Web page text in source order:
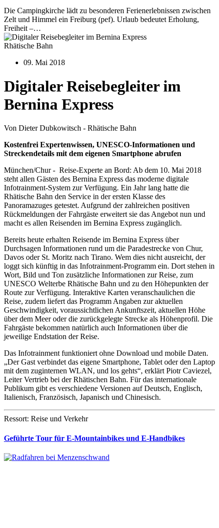
Die Campingkirche lädt zu besonderen Ferienerlebnissen zwischen
Zelt und Himmel ein Freiburg (pef). Urlaub bedeutet Erholung,
Freiheit –…
Rhätische Bahn
09. Mai 2018
Digitaler Reisebegleiter im
Bernina Express
Von Dieter Dubkowitsch - Rhätische Bahn
Kostenfrei Expertenwissen, UNESCO-Informationen und
Streckendetails mit dem eigenen Smartphone abrufen
München/Chur - Reise-Experte an Bord: Ab dem 10. Mai 2018
steht allen Gästen des Bernina Express das moderne digitale
Infotrainment-System zur Verfügung. Ein Jahr lang hatte die
Rhätische Bahn den Service in der ersten Klasse des
Panoramazuges getestet. Aufgrund der zahlreichen positiven
Rückmeldungen der Fahrgäste erweitert sie das Angebot nun und
macht es allen Reisenden im Bernina Express zugänglich.
Bereits heute erhalten Reisende im Bernina Express über
Durchsagen Informationen rund um die Paradestrecke von Chur,
Davos oder St. Moritz nach Tirano. Wem dies nicht ausreicht, der
loggt sich künftig in das Infotrainment-Programm ein. Dort stehen in
Wort, Bild und Ton zusätzliche Informationen zur Reise, zum
UNESCO Welterbe Rhätische Bahn und zu den Höhepunkten der
Route zur Verfügung. Interaktive Karten veranschaulichen die
Reise, zudem liefert das Programm Angaben zur aktuellen
Geschwindigkeit, voraussichtlichen Ankunftszeit, aktuellen Höhe
über dem Meer oder die zurückgelegte Strecke als Höhenprofil. Die
Fahrgäste bekommen natürlich auch Informationen über die
jeweilige Endstation der Reise.
Das Infotrainment funktioniert ohne Download und mobile Daten.
„Der Gast verbindet das eigene Smartphone, Tablet oder den Laptop
mit dem zuginternen WLAN, und los gehts“, erklärt Piotr Caviezel,
Leiter Vertrieb bei der Rhätischen Bahn. Für das internationale
Publikum gibt es verschiedene Versionen auf Deutsch, Englisch,
Italienisch, Französisch, Japanisch und Chinesisch.
Ressort: Reise und Verkehr
Geführte Tour für E-Mountainbikes und E-Handbikes